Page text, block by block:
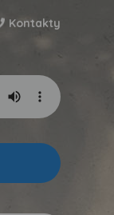
Kontakty